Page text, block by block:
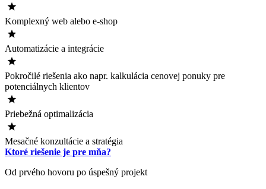
Komplexný web alebo e-shop
Automatizácie a integrácie
Pokročilé riešenia ako napr. kalkulácia cenovej ponuky pre
potenciálnych klientov
Priebežná optimalizácia
Mesačné konzultácie a stratégia
Ktoré riešenie je pre mňa?
Od prvého hovoru po úspešný projekt